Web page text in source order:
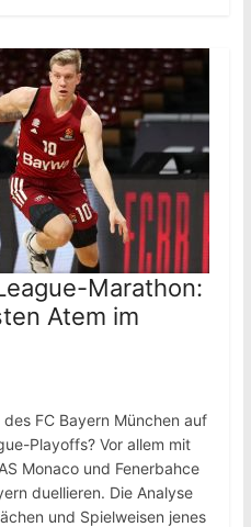
Marathon:
Atem im
FC Bayern München auf
Playoffs? Vor allem mit
Monaco und Fenerbahce
duellieren. Die Analyse
und Spielweisen jenes